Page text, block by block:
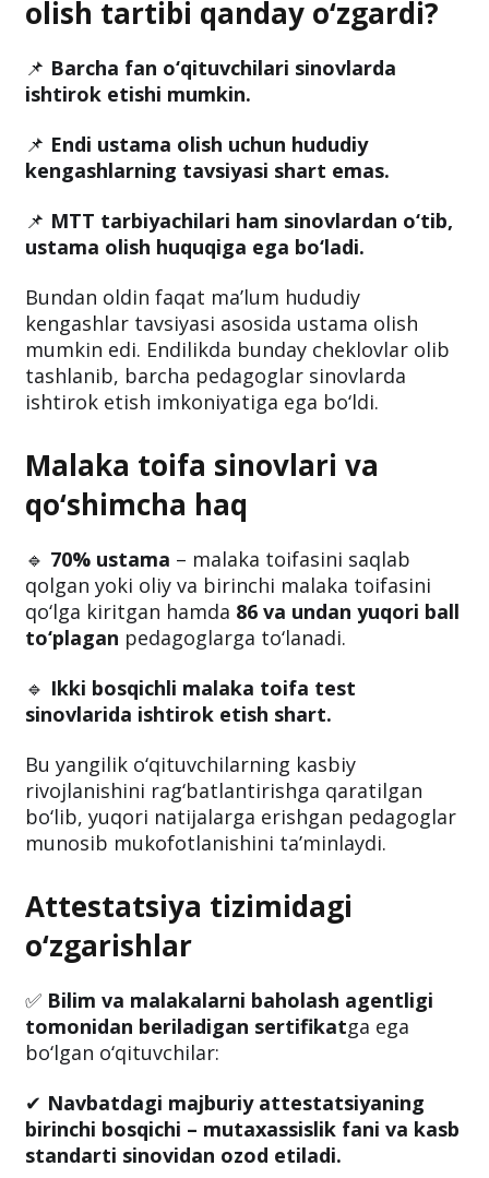
olish tartibi qanday o‘zgardi?
📌 Barcha fan o‘qituvchilari sinovlarda
ishtirok etishi mumkin.
📌 Endi ustama olish uchun hududiy
kengashlarning tavsiyasi shart emas.
📌MTT tarbiyachilari ham sinovlardan o‘tib,
ustama olish huquqiga ega bo‘ladi.
Bundan oldin faqat ma’lum hududiy
kengashlar tavsiyasi asosida ustama olish
tashlanib, barcha pedagoglar sinovlarda
ishtirok etish imkoniyatiga ega bo‘ldi.
qo‘shimcha haq
🔹70% ustama– malaka toifasini saqlab
qo‘lga kiritgan hamda86 va undan yuqori ball
to‘plaganpedagoglarga to‘lanadi.
🔹 Ikki bosqichli malaka toifa test
sinovlarida ishtirok etish shart.
Bu yangilik o‘qituvchilarning kasbiy
bo‘lib, yuqori natijalarga erishgan pedagoglar
munosib mukofotlanishini ta’minlaydi.
o‘zgarishlar
tomonidan beriladigan sertifikatga ega
bo‘lgan o‘qituvchilar: